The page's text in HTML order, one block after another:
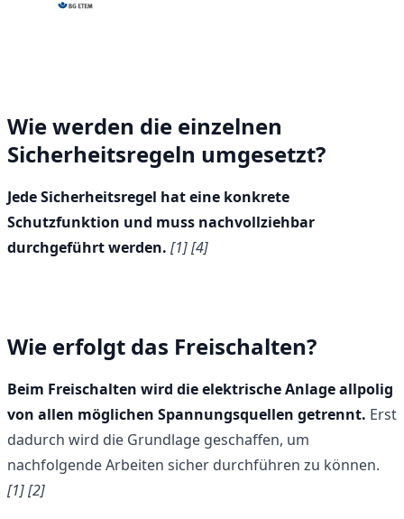
Wie werden die einzelnen
Sicherheitsregeln umgesetzt?
Jede Sicherheitsregel hat eine konkrete
Schutzfunktion und muss nachvollziehbar
durchgeführt werden. [1][4]
Wie erfolgt das Freischalten?
Beim Freischalten wird die elektrische Anlage allpolig
von allen möglichen Spannungsquellen getrennt. Erst
dadurch wird die Grundlage geschaffen, um
nachfolgende Arbeiten sicher durchführen zu können.
[1] [2]